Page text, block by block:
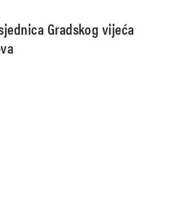
Gradskog vijeća